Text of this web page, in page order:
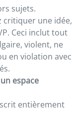
sujets.
critiquer une idée,
Ceci inclut tout
violent, ne
en violation avec
espace
entièrement